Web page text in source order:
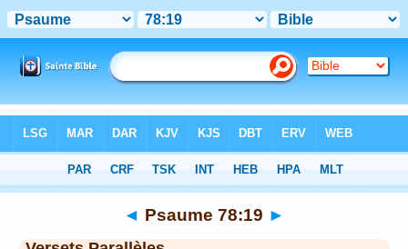
Chapitre 78> Verset 19
◄ Psaume 78:19 ►